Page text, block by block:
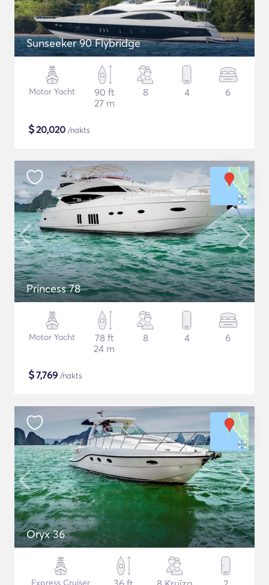
Sunseeker 90 Flybridge
Motor Yacht
90 ft
27 m
8 4 6
$20,020 /nakts
Princess 78
Motor Yacht
78 ft
24 m
8 4 6
$7,769 /nakts
Oryx 36
Express Cruiser